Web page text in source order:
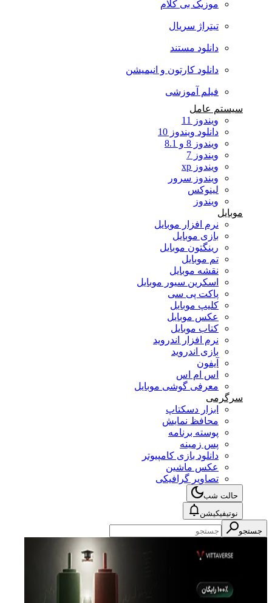
موزیک بی کلام
تیتراژ سریال
دانلود مستند
دانلود کارتون و انیمیشن
فیلم آموزشی
سیستم عامل
ویندوز 11
دانلود ویندوز 10
ویندوز 8 و 8.1
ویندوز 7
ویندوز xp
ویندوز سرور
لینوکس
ویندوز
موبایل
نرم افزار موبایل
بازی موبایل
رینگتون موبایل
تم موبایل
نقشه موبایل
اسکرین سیور موبایل
پاکت پی سی
کلیپ موبایل
عکس موبایل
کتاب موبایل
نرم افزار اندروید
بازی اندروید
آیفون
اس ام اس
معرفی گوشی موبایل
سرگرمی
ابزار دسکتاپ
محافظ نمایش
پوسته برنامه
پس زمینه
دانلود بازی کامپیوتر
عکس ماشین
تصاویر گرافیکی
حالت شب
نوتیفیکیشن
جستجو